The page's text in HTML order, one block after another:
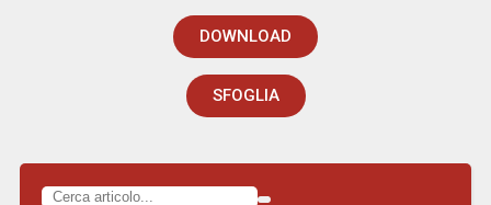
DOWNLOAD
SFOGLIA